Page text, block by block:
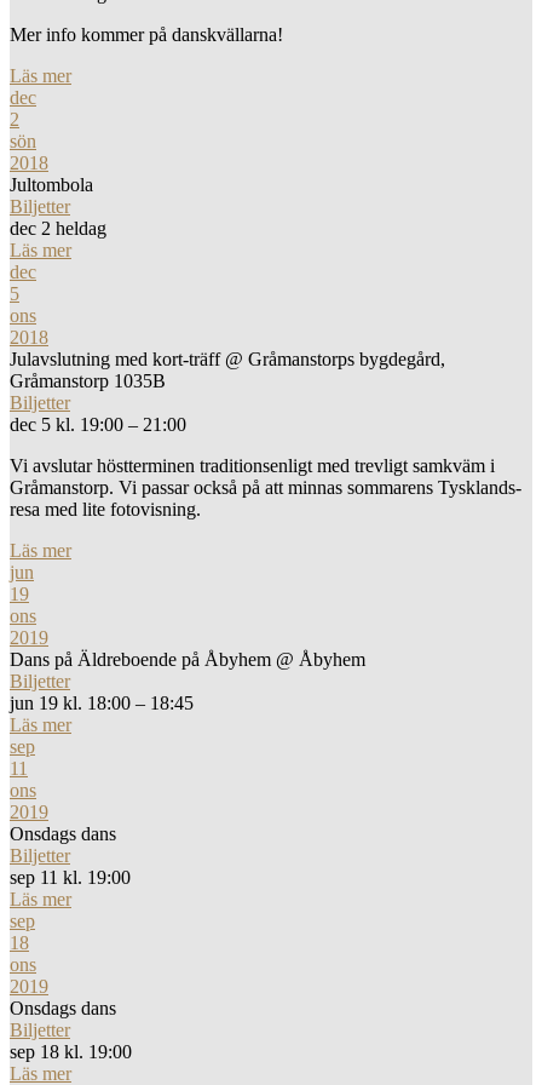
Mer info kommer på danskvällarna!
Läs mer
dec
2
sön
2018
Jultombola
Biljetter
dec 2 heldag
Läs mer
dec
5
ons
2018
Julavslutning med kort-träff @ Gråmanstorps bygdegård,
Gråmanstorp 1035B
Biljetter
dec 5 kl. 19:00 – 21:00
Vi avslutar höstterminen traditionsenligt med trevligt samkväm i
Gråmanstorp. Vi passar också på att minnas sommarens Tysklands-
resa med lite fotovisning.
Läs mer
jun
19
ons
2019
Dans på Äldreboende på Åbyhem @ Åbyhem
Biljetter
jun 19 kl. 18:00 – 18:45
Läs mer
sep
11
ons
2019
Onsdags dans
Biljetter
sep 11 kl. 19:00
Läs mer
sep
18
ons
2019
Onsdags dans
Biljetter
sep 18 kl. 19:00
Läs mer